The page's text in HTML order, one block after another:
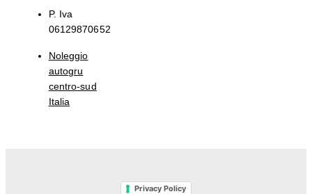
P. Iva
06129870652
Noleggio
autogru
centro-sud
Italia
Privacy Policy